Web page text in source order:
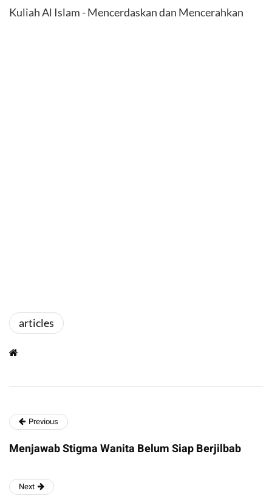
Kuliah Al Islam - Mencerdaskan dan Mencerahkan
articles
Previous
Menjawab Stigma Wanita Belum Siap Berjilbab
Next